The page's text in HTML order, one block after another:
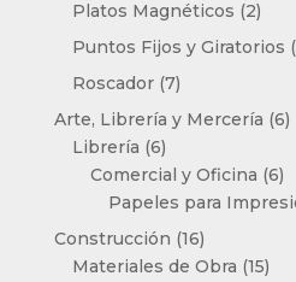
Platos Magnéticos 22
Puntos Fijos y Giratorios
Roscador 77
productos
Arte, Librería y Mercería 66
Librería 66
productos
Comercial y Oficina 66
Papeles para
Construcción 1616
productos
Materiales de Obra 1515